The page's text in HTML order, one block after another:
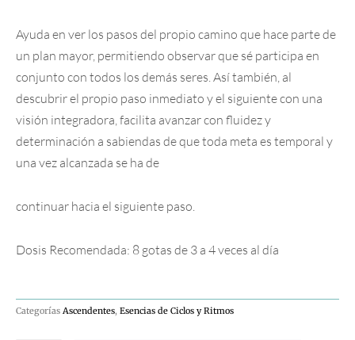
Ayuda en ver los pasos del propio camino que hace parte de
un plan mayor, permitiendo observar que sé participa en
conjunto con todos los demás seres. Así también, al
descubrir el propio paso inmediato y el siguiente con una
visión integradora, facilita avanzar con fluidez y
determinación a sabiendas de que toda meta es temporal y
una vez alcanzada se ha de
continuar hacia el siguiente paso.
Dosis Recomendada: 8 gotas de 3 a 4 veces al día
Categorías Ascendentes, Esencias de Ciclos y Ritmos